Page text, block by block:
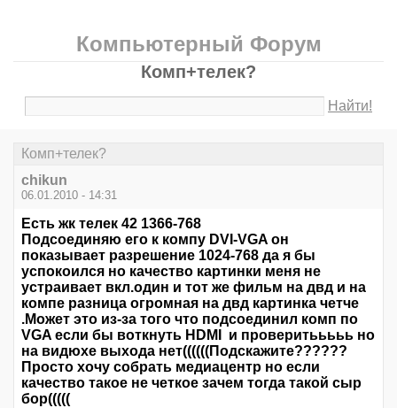
Компьютерный Форум
Комп+телек?
Найти!
Комп+телек?
chikun
06.01.2010 - 14:31
Есть жк телек 42 1366-768
Подсоединяю его к компу DVI-VGA он
показывает разрешение 1024-768 да я бы
успокоился но качество картинки меня не
устраивает вкл.один и тот же фильм на двд и на
компе разница огромная на двд картинка четче
.Может это из-за того что подсоединил комп по
VGA если бы воткнуть HDMI и проверитььььь но
на видюхе выхода нет((((((Подскажите??????
Просто хочу собрать медиацентр но если
качество такое не четкое зачем тогда такой сыр
бор(((((